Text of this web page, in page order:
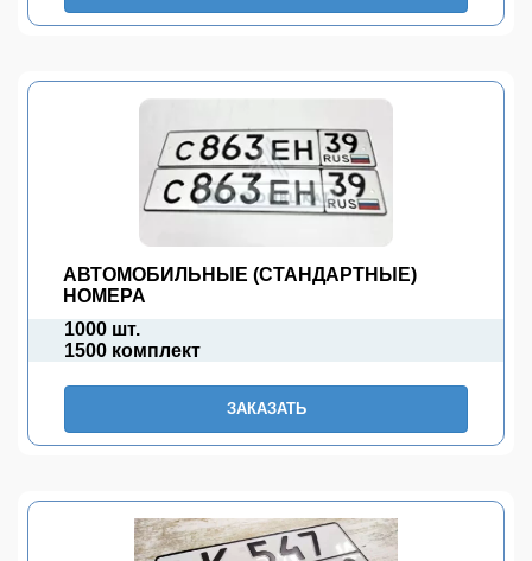
АВТОМОБИЛЬНЫЕ (СТАНДАРТНЫЕ)
НОМЕРА
1000 шт.
1500 комплект
ЗАКАЗАТЬ